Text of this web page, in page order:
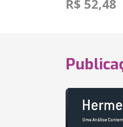
R$ 52,48